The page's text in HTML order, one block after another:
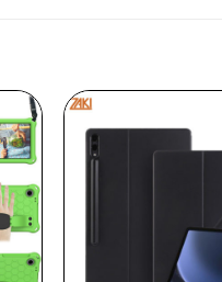
trên máy > Chọn